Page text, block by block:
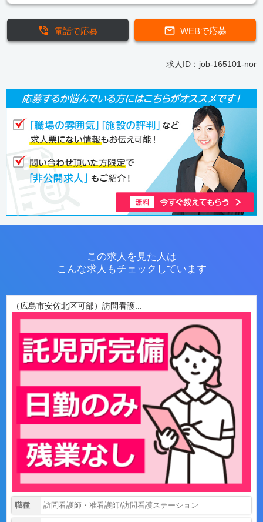
WEBで応募
電話で応募
求人ID：job-165101-nor
この求人を見た人は
こんな求人もチェックしています
（広島市安佐北区可部）訪問看護...
職種 訪問看護師・准看護師/訪問看護ステーション